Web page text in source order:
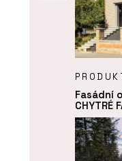
Fasádní
CHYTRÉ